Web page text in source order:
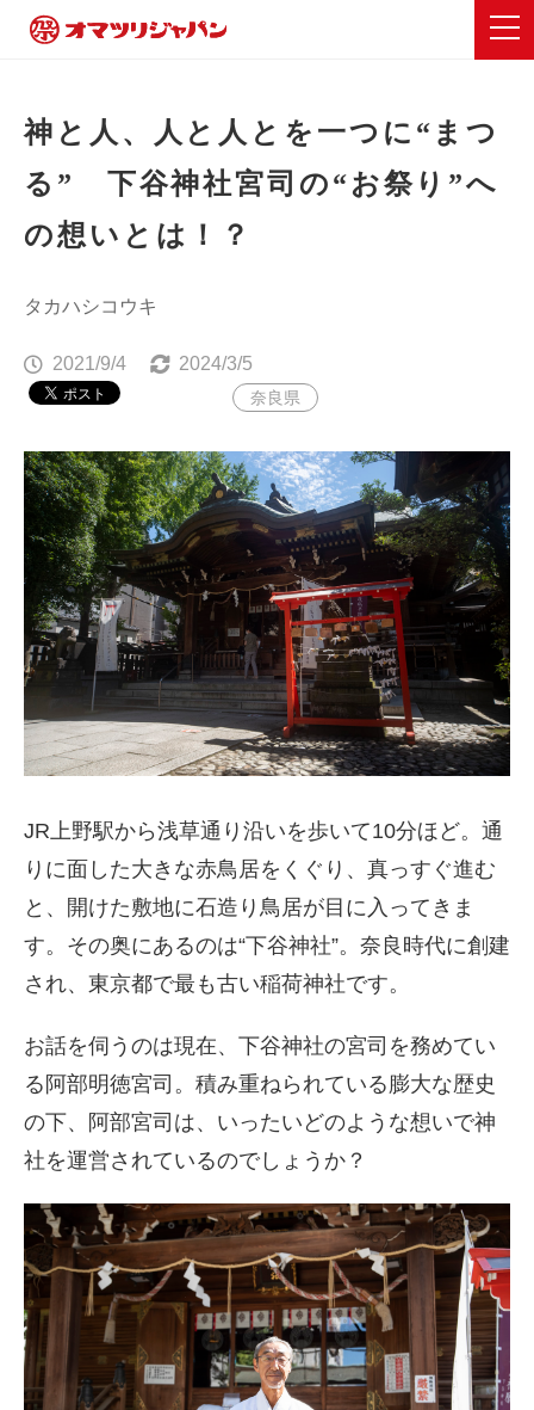
神と人、人と人とを一つに“まつ
る” 下谷神社宮司の“お祭り”へ
の想いとは！？
タカハシコウキ
2021/9/4 2024/3/5
奈良県
JR上野駅から浅草通り沿いを歩いて10分ほど。通
りに面した大きな赤鳥居をくぐり、真っすぐ進む
と、開けた敷地に石造り鳥居が目に入ってきま
す。その奥にあるのは“下谷神社”。奈良時代に創建
され、東京都で最も古い稲荷神社です。
お話を伺うのは現在、下谷神社の宮司を務めてい
る阿部明徳宮司。積み重ねられている膨大な歴史
の下、阿部宮司は、いったいどのような想いで神
社を運営されているのでしょうか？